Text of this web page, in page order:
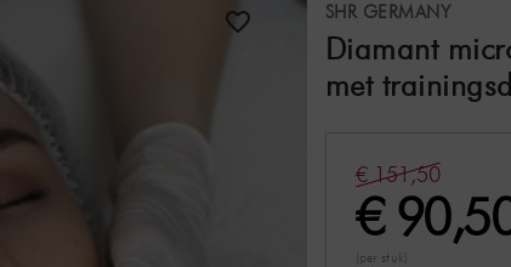
SHR GERMANY
Diamant
met
€ 151,50
€
(per stuk)